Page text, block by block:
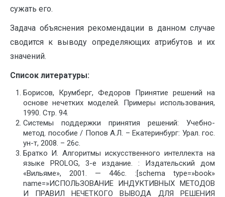
сужать его.
Задача объяснения рекомендации в данном случае
сводится к выводу определяющих атрибутов и их
значений.
Список литературы:
Борисов, Крумберг, Федоров Принятие решений на
основе нечетких моделей. Примеры использования,
1990. Стр. 94.
Системы поддержки принятия решений: Учебно-
метод. пособие / Попов А.Л. – Екатеринбург: Урал. гос.
ун-т, 2008. – 26с.
Братко И. Алгоритмы искусственного интеллекта на
языке PROLOG, 3-е издание. : Издательский дом
«Вильяме», 2001. — 446с. :[schema type=»book»
name=»ИСПОЛЬЗОВАНИЕ ИНДУКТИВНЫХ МЕТОДОВ
И ПРАВИЛ НЕЧЕТКОГО ВЫВОДА ДЛЯ РЕШЕНИЯ